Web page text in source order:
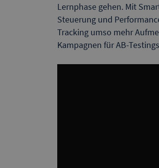
Lernphase gehen. Mit
Steuerung und
Tracking umso mehr
Kampagnen für AB-